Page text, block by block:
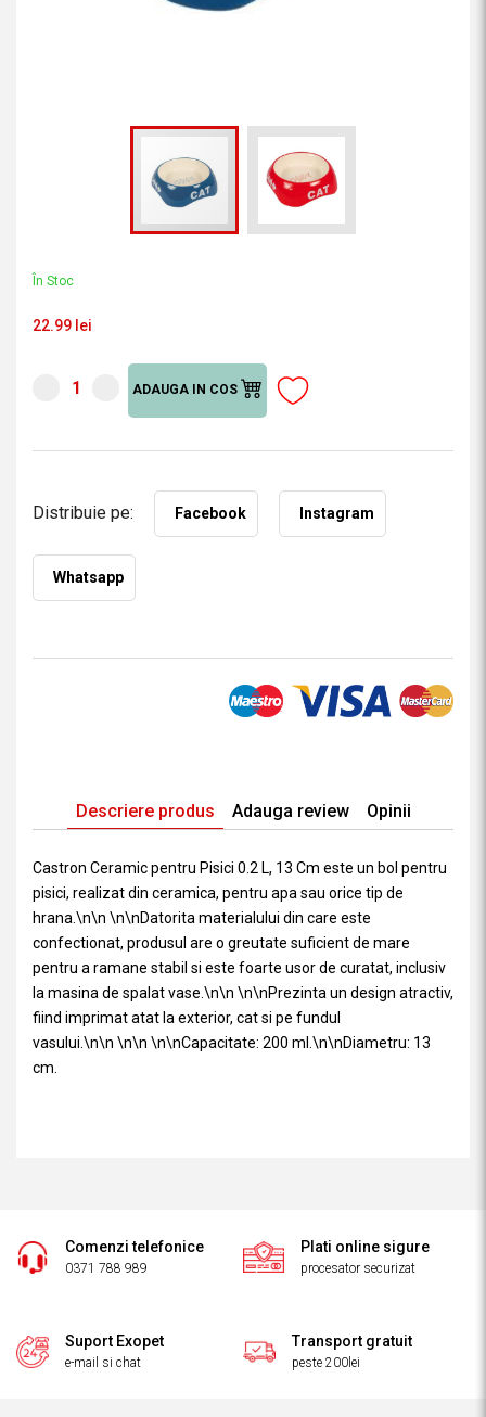
Descriere produs Adauga review Opinii
Castron Ceramic pentru Pisici 0.2 L, 13 Cm este un bol pentru
pisici, realizat din ceramica, pentru apa sau orice tip de
hrana.\n\n \n\nDatorita materialului din care este
confectionat, produsul are o greutate suficient de mare
pentru a ramane stabil si este foarte usor de curatat, inclusiv
la masina de spalat vase.\n\n \n\nPrezinta un design atractiv,
fiind imprimat atat la exterior, cat si pe fundul
vasului.\n\n \n\n \n\nCapacitate: 200 ml.\n\nDiametru: 13
cm.
În Stoc
22.99 lei
ADAUGA IN COS
Distribuie pe: Facebook Instagram
Whatsapp
Comenzi telefonice
0371 788 989
Plati online sigure
procesator securizat
Suport Exopet
e-mail si chat
Transport gratuit
peste 200lei